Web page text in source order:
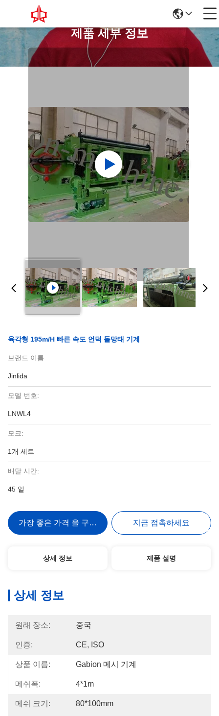
제품 세부 정보
육각형 195m/H 빠른 속도 언덕 돌망태 기계
브랜드 이름:
Jinlida
모델 번호:
LNWL4
모크:
1개 세트
배달 시간:
45 일
가장 좋은 가격 을 구하라 지금 접촉하세요
상세 정보 제품 설명
상세 정보
원래 장소: 중국
인증: CE, ISO
상품 이름: Gabion 메시 기계
메쉬폭: 4*1m
메쉬 크기: 80*100mm